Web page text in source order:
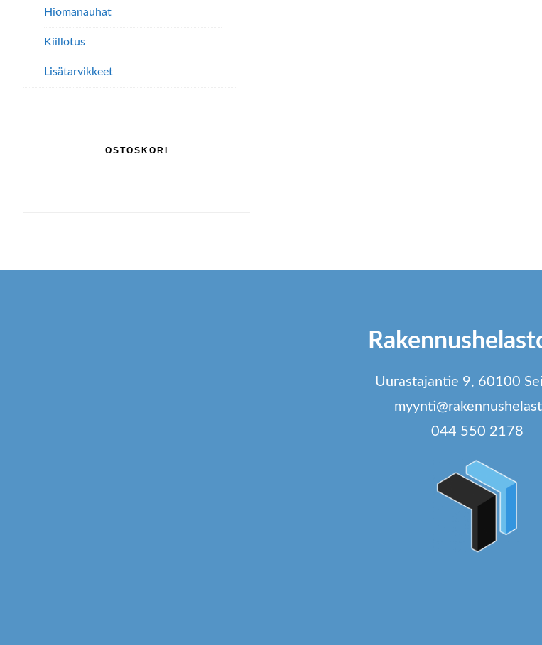
Hiomanauhat
Kiillotus
Lisätarvikkeet
OSTOSKORI
Uurastajantie 9, 60100
044 550 2178